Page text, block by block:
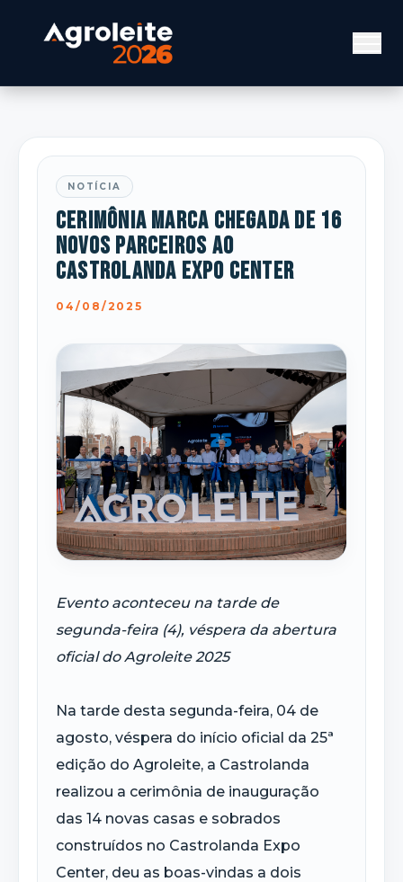
NOTÍCIA
Cerimônia marca chegada de 16
novos parceiros ao
Castrolanda Expo Center
04/08/2025
Evento aconteceu na tarde de
segunda-feira (4), véspera da abertura
oficial do Agroleite 2025
Na tarde desta segunda-feira, 04 de
agosto, véspera do início oficial da 25ª
edição do Agroleite, a Castrolanda
realizou a cerimônia de inauguração
das 14 novas casas e sobrados
construídos no Castrolanda Expo
Center, deu as boas-vindas a dois